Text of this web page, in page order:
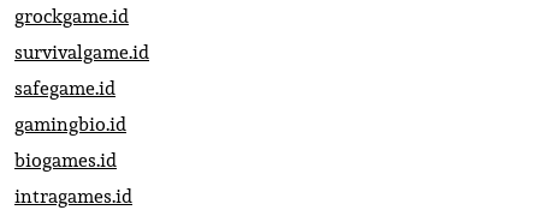
grockgame.id
survivalgame.id
safegame.id
gamingbio.id
biogames.id
intragames.id